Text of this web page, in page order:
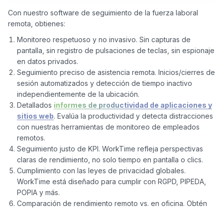
Con nuestro software de seguimiento de la fuerza laboral
Monitoreo respetuoso y no invasivo. Sin capturas de
pantalla, sin registro de pulsaciones de teclas, sin espionaje
en datos privados.
Seguimiento preciso de asistencia remota. Inicios/cierres de
sesión automatizados y detección de tiempo inactivo
independientemente de la ubicación.
Detallados informes de productividad de aplicaciones y
sitios web. Evalúa la productividad y detecta distracciones
con nuestras herramientas de monitoreo de empleados
remotos.
Seguimiento justo de KPI. WorkTime refleja perspectivas
claras de rendimiento, no solo tiempo en pantalla o clics.
Cumplimiento con las leyes de privacidad globales.
WorkTime está diseñado para cumplir con RGPD, PIPEDA,
POPIA y más.
Comparación de rendimiento remoto vs. en oficina. Obtén